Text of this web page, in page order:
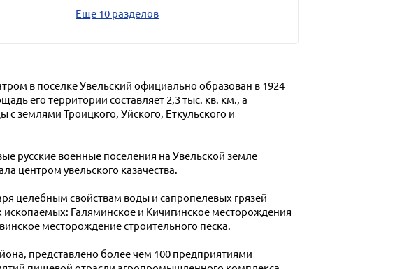
Еще 10 разделов
в поселке Увельский официально образован в 1924
его территории составляет 2,3 тыс. кв. км., а
с землями Троицкого, Уйского, Еткульского и
русские военные поселения на Увельской земле
центром увельского казачества.
целебным свойствам воды и сапропелевых грязей
Галяминское и Кичигинское месторождения
месторождение строительного песка.
представлено более чем 100 предприятиями